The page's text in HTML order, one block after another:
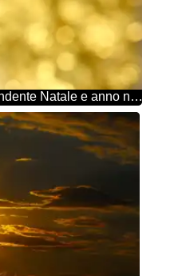
Sfondo splendente Natale e anno nuovo